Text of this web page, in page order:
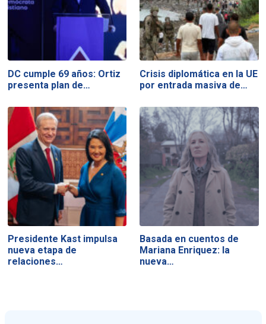
DC cumple 69 años: Ortiz
presenta plan de…
Crisis diplomática en la UE
por entrada masiva de…
Presidente Kast impulsa
nueva etapa de
relaciones…
Basada en cuentos de
Mariana Enriquez: la
nueva…